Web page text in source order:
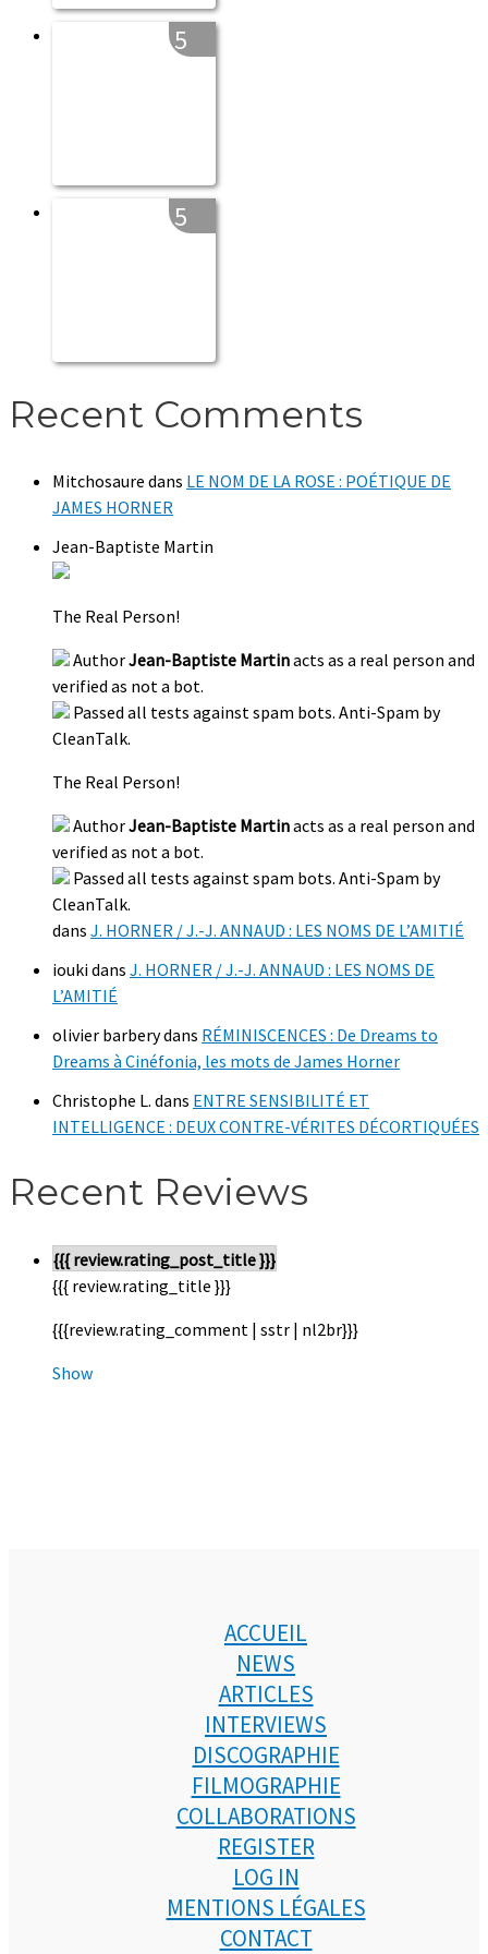
5
5
Recent Comments
Mitchosaure dans LE NOM DE LA ROSE : POÉTIQUE DE
JAMES HORNER
Jean-Baptiste Martin
The Real Person!
AuthorJean-Baptiste Martinacts as a real person and
verified as not a bot.
Passed all tests against spam bots. Anti-Spam by
CleanTalk.
The Real Person!
AuthorJean-Baptiste Martinacts as a real person and
verified as not a bot.
Passed all tests against spam bots. Anti-Spam by
CleanTalk.
dans J. HORNER / J.-J. ANNAUD : LES NOMS DE L’AMITIÉ
ioukidans J. HORNER / J.-J. ANNAUD : LES NOMS DE
L’AMITIÉ
olivier barberydans RÉMINISCENCES : De Dreams to
Dreams à Cinéfonia, les mots de James Horner
Christophe L. dans ENTRE SENSIBILITÉ ET
INTELLIGENCE : DEUX CONTRE-VÉRITES DÉCORTIQUÉES
Recent Reviews
{{{ review.rating_post_title }}}
{{{ review.rating_title }}}
{{{review.rating_comment | sstr | nl2br}}}
Show
ACCUEIL
NEWS
ARTICLES
INTERVIEWS
DISCOGRAPHIE
FILMOGRAPHIE
COLLABORATIONS
REGISTER
LOG IN
MENTIONS LÉGALES
CONTACT